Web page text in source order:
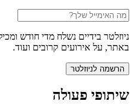
ניוזלטר בידיים נשלח מדי חודש
באתר, על אירועים קרובים ועוד.
שיתופי פעולה